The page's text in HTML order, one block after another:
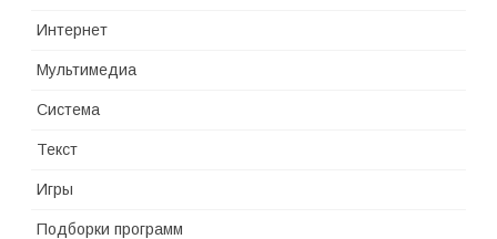
Интернет
Мультимедиа
Система
Текст
Игры
Подборки программ